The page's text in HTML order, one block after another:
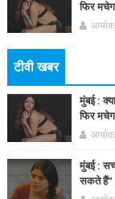
फिर
टीवी खबर
मुंबई :
फिर
मुंबई :
सकते हैं”